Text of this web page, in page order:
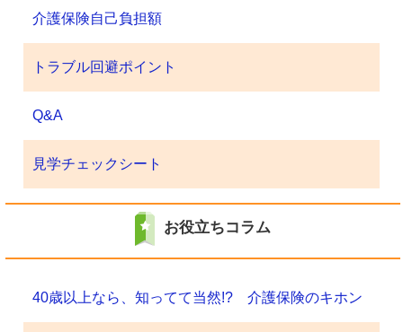
介護保険自己負担額
トラブル回避ポイント
Q&A
見学チェックシート
お役立ちコラム
40歳以上なら、知ってて当然!? 介護保険のキホン